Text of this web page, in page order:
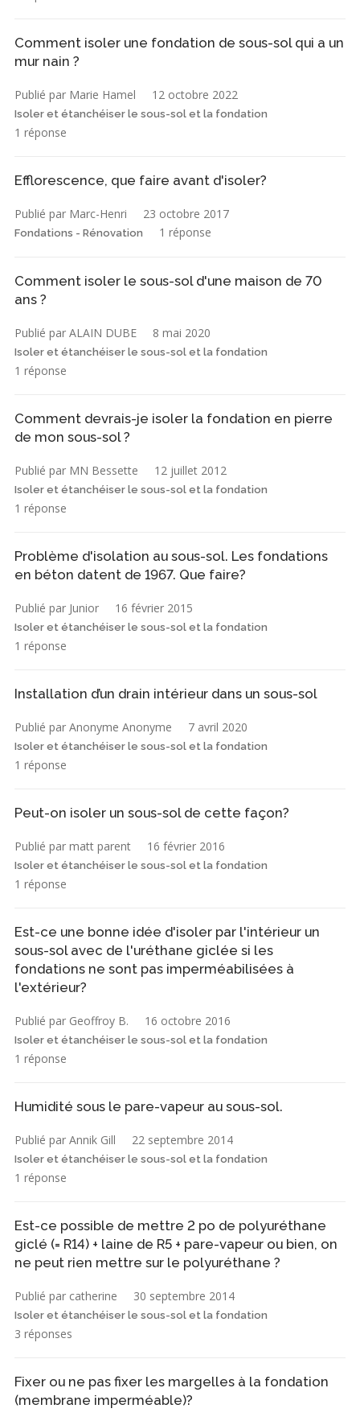
Comment isoler une fondation de sous-sol qui a un
mur nain ?
Publié par Marie Hamel 12 octobre 2022
Isoler et étanchéiser le sous-sol et la fondation
1 réponse
Efflorescence, que faire avant d'isoler?
Publié par Marc-Henri 23 octobre 2017
Fondations - Rénovation 1 réponse
Comment isoler le sous-sol d'une maison de 70
ans ?
Publié par ALAIN DUBE 8 mai 2020
Isoler et étanchéiser le sous-sol et la fondation
1 réponse
Comment devrais-je isoler la fondation en pierre
de mon sous-sol ?
Publié par MN Bessette 12 juillet 2012
Isoler et étanchéiser le sous-sol et la fondation
1 réponse
Problème d'isolation au sous-sol. Les fondations
en béton datent de 1967. Que faire?
Publié par Junior 16 février 2015
Isoler et étanchéiser le sous-sol et la fondation
1 réponse
Installation d’un drain intérieur dans un sous-sol
Publié par Anonyme Anonyme 7 avril 2020
Isoler et étanchéiser le sous-sol et la fondation
1 réponse
Peut-on isoler un sous-sol de cette façon?
Publié par matt parent 16 février 2016
Isoler et étanchéiser le sous-sol et la fondation
1 réponse
Est-ce une bonne idée d'isoler par l'intérieur un
sous-sol avec de l'uréthane giclée si les
fondations ne sont pas imperméabilisées à
l'extérieur?
Publié par Geoffroy B. 16 octobre 2016
Isoler et étanchéiser le sous-sol et la fondation
1 réponse
Humidité sous le pare-vapeur au sous-sol.
Publié par Annik Gill 22 septembre 2014
Isoler et étanchéiser le sous-sol et la fondation
1 réponse
Est-ce possible de mettre 2 po de polyuréthane
giclé (= R14) + laine de R5 + pare-vapeur ou bien, on
ne peut rien mettre sur le polyuréthane ?
Publié par catherine 30 septembre 2014
Isoler et étanchéiser le sous-sol et la fondation
3 réponses
Fixer ou ne pas fixer les margelles à la fondation
(membrane imperméable)?